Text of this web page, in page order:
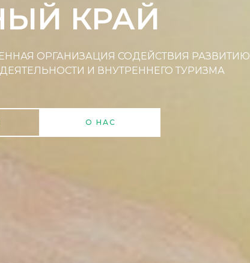
КРАЙ
ОРГАНИЗАЦИЯ СОДЕЙСТВИЯ РАЗВИТИЮ
И ВНУТРЕННЕГО ТУРИЗМА
О НАС